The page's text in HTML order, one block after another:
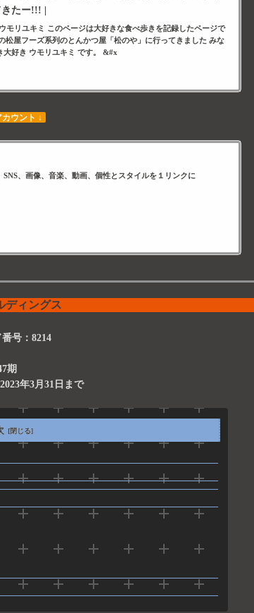
たー!!! |
モリユキミ このページは大好きな食べ歩きを記録したページで
松屋フーズ系列のとんかつ屋「松のや」に行ってきました みな
大好き ウモリユキミ です。 &#x
ウント ↓
、画像、音楽、動画、個性とスタイルを１リンクに
ディングス
号：8214
期
年3月31日まで